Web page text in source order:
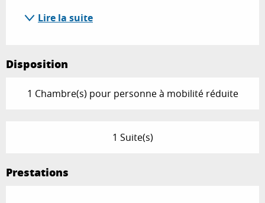
Lire la suite
Disposition
1 Chambre(s) pour personne à mobilité réduite
1 Suite(s)
Prestations